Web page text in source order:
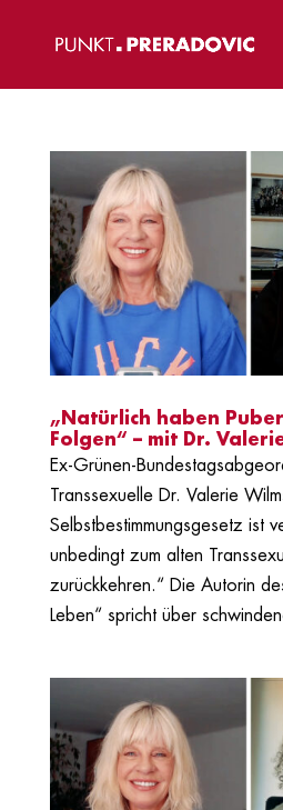
„Natürlich haben
Folgen“ – mit Dr.
Ex-Grünen-
Transsexuelle Dr. Valerie
Selbstbestimmungsgesetz ist
unbedingt zum alten
zurückkehren.“ Die Autorin
Leben“ spricht über